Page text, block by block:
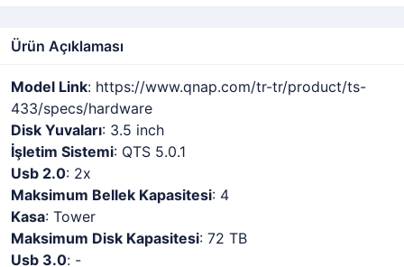
Ürün Açıklaması
Model Link: https://www.qnap.com/tr-tr/product/ts-
433/specs/hardware
Disk Yuvaları: 3.5 inch
İşletim Sistemi: QTS 5.0.1
Usb 2.0: 2x
Maksimum Bellek Kapasitesi: 4
Kasa: Tower
Maksimum Disk Kapasitesi: 72 TB
Usb 3.0: -